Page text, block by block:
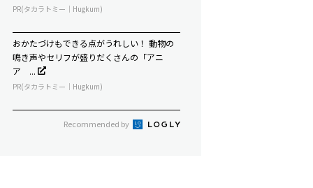
PR(タカラトミー｜Hugkum)
おかたづけもできる点がうれしい！ 動物の
鳴き声やセリフが盛りだくさんの「アニ
ア ...
PR(タカラトミー｜Hugkum)
Recommended by